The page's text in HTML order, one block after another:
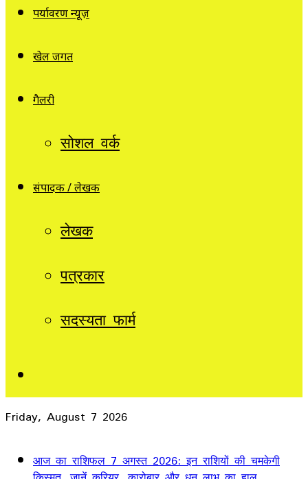
पर्यावरण न्यूज़
खेल जगत
गैलरी
सोशल वर्क
संपादक / लेखक
लेखक
पत्रकार
सदस्यता फार्म
Friday, August 7 2026
आज का राशिफल 7 अगस्त 2026: इन राशियों की चमकेगी